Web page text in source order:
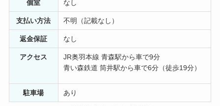
個室 なし
支払い方法 不明（記載なし）
返金保証 なし
アクセス
JR奥羽本線 青森駅から車で9分
青い森鉄道 筒井駅から車で6分（徒歩19分）
駐車場 あり